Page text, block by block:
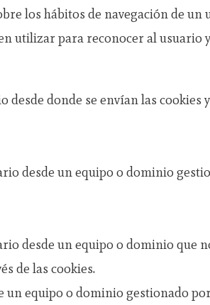
los hábitos de navegación de un
utilizar para reconocer al usuario
donde se envían las cookies
desde un equipo o dominio
desde un equipo o dominio que
de las cookies.
un equipo o dominio gestionado